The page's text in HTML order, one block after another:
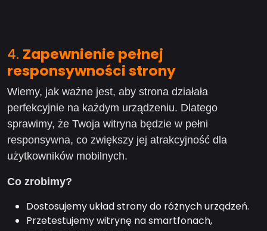
4. Zapewnienie pełnej
responsywności strony
Wiemy, jak ważne jest, aby strona działała
perfekcyjnie na każdym urządzeniu. Dlatego
sprawimy, że Twoja witryna będzie w pełni
responsywna, co zwiększy jej atrakcyjność dla
użytkowników mobilnych.
Co zrobimy?
Dostosujemy układ strony do różnych urządzeń.
Przetestujemy witrynę na smartfonach,